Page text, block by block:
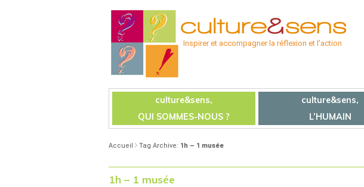
Inspirer et accompagner la réflexion et l'action
culture&sens,
QUI SOMMES-NOUS ?
culture&sens,
L’HUMAIN
Accueil Tag Archive: 1h – 1 musée
1h – 1 musée